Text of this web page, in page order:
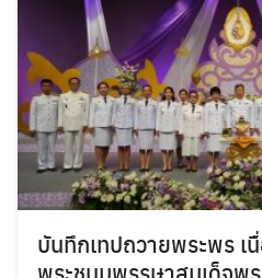
บันทึกเทปถวายพระพร เ